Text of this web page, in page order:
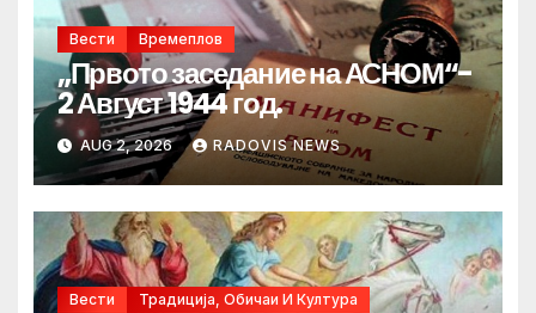
Вести Времеплов
„Првото заседание на АСНОМ“-
2 Август 1944 год.
AUG 2, 2026 RADOVIS NEWS
Вести Традиција, Обичаи И Култура